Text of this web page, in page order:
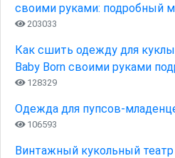
своими руками: подробный
203033
Как сшить одежду для
Baby Born своими руками
128329
Одежда для пупсов-
106593
Винтажный кукольный театр